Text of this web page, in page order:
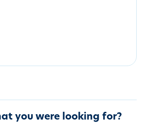
you were looking for?